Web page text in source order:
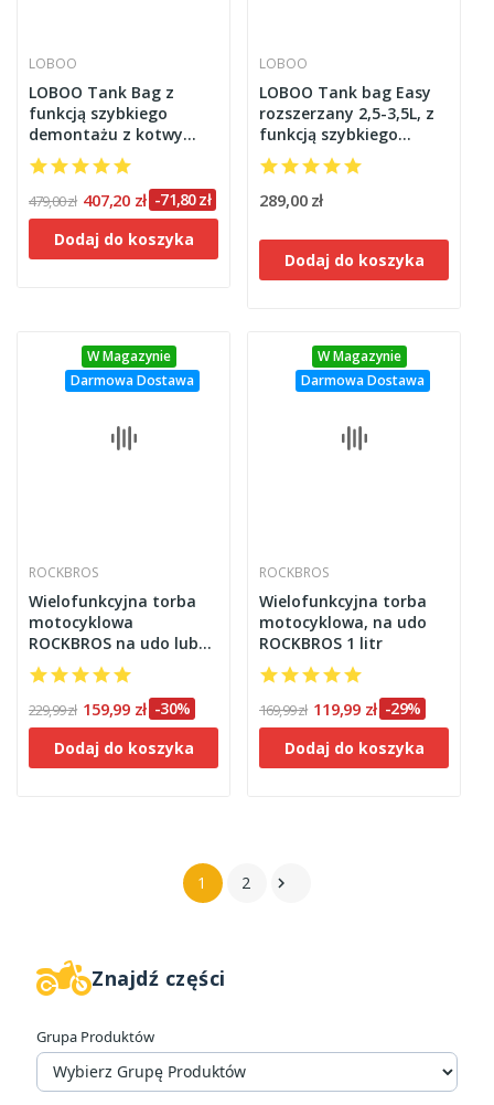
W magazynie 13
Cena
Znajdź części
Grupa Produktów
LOBOO
LOBOO Tank Bag z
funkcją szybkiego
demontażu z kotwy
magnetycznej,
regulacja montażu w
zakresie 110mm, 10L,
czarny/szary
479,00 zł 407,20 zł -71,80 zł
Dodaj do koszyka
LOBOO
LOBOO Tank bag Easy
rozszerzany 2,5-3,5L, z
funkcją szybkiego
demontażu z kotwy
magnetycznej,
regulacja montażu
289,00 zł
Dodaj do koszyka
W Magazynie
Darmowa Dostawa
ROCKBROS
Wielofunkcyjna torba
motocyklowa
ROCKBROS na udo lub
zbiornik – 2w1
229,99 zł 159,99 zł -30%
Dodaj do koszyka
W Magazynie
Darmowa Dostawa
ROCKBROS
Wielofunkcyjna torba
motocyklowa, na udo
ROCKBROS 1 litr
169,99 zł 119,99 zł -29%
Dodaj do koszyka
1 2 